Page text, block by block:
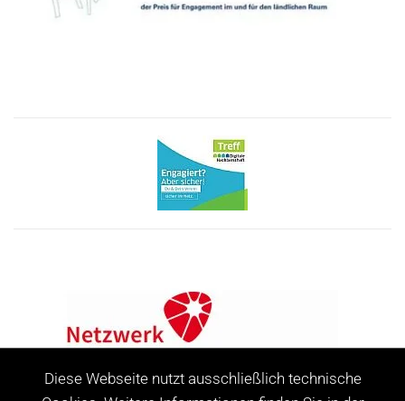
Diese Webseite nutzt ausschließlich technische